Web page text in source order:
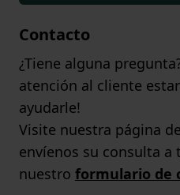
Contacto
¿Tiene alguna
atención al cliente
ayudarle!
Visite nuestra página
envíenos su consulta a
nuestro formulario de